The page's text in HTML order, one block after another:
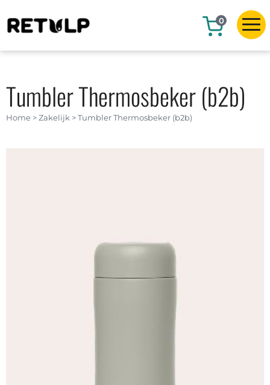
0
Home >Zakelijk >Tumbler Thermosbeker (b2b)
Tumbler Thermosbeker (b2b)